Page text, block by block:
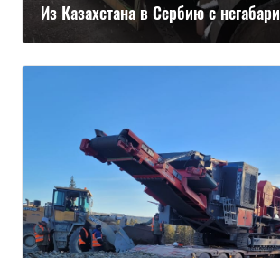
Из Казахстана в Сербию с